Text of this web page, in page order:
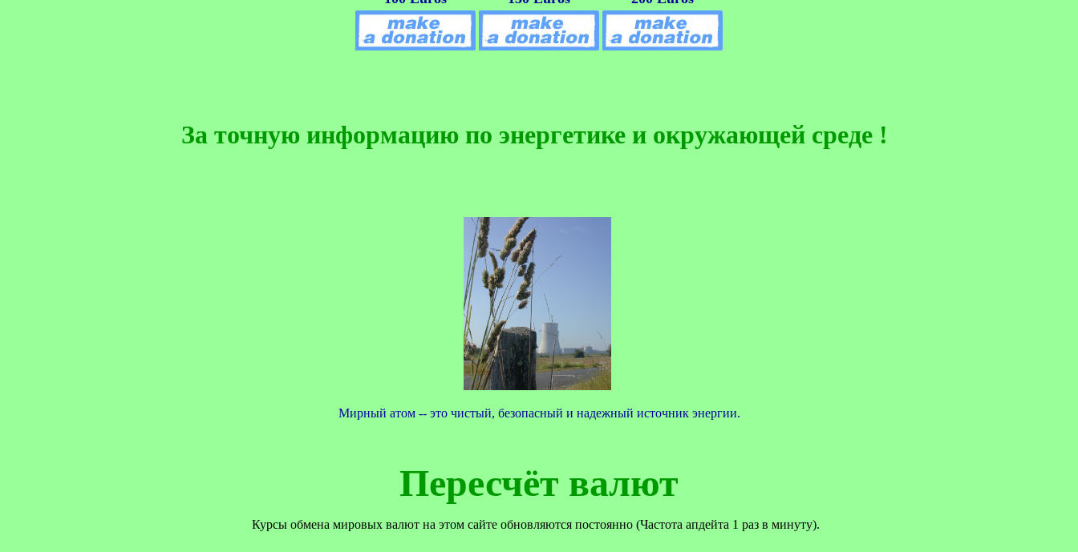
За точную информацию по энергетике и окружающей среде !
Мирный атом -- это чистый, безопасный и надежный источник энергии.
Пересчёт валют
Курсы обмена мировых валют на этом сайте обновляются постоянно (Частота апдейта 1 раз в минуту).